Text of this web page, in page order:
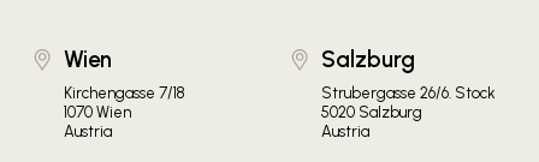
Wien
Kirchengasse 7/18
1070 Wien
Austria
Salzburg
Strubergasse 26/6. Stock
5020 Salzburg
Austria